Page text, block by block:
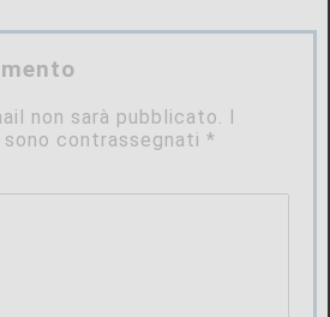
non sarà pubblicato. I
sono contrassegnati*